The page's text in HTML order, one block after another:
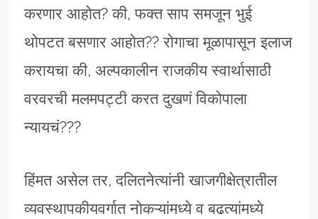
करणार आहोत? की, फक्त साप समजून भुई
थोपटत बसणार आहोत?? रोगाचा मूळापासून इलाज
करायचा की, अल्पकालीन राजकीय स्वार्थासाठी
वरवरची मलमपट्टी करत दुखणं विकोपाला
न्यायचं???
हिंमत असेल तर, दलितनेत्यांनी खाजगीक्षेत्रातील
व्यवस्थापकीयवर्गात नोकऱ्यांमध्ये व बढत्यांमध्ये